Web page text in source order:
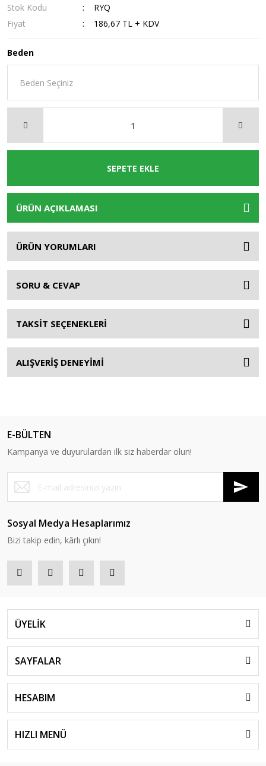
Stok Kodu
RYQ
Fiyat
186,67 TL + KDV
Beden
SEPETE EKLE
ÜRÜN AÇIKLAMASI
ÜRÜN YORUMLARI
SORU & CEVAP
TAKSİT SEÇENEKLERİ
ALIŞVERİŞ DENEYİMİ
E-BÜLTEN
Kampanya ve duyurulardan ilk siz haberdar olun!
Sosyal Medya Hesaplarımız
Bizi takip edin, kârlı çıkın!
ÜYELİK
SAYFALAR
HESABIM
HIZLI MENÜ